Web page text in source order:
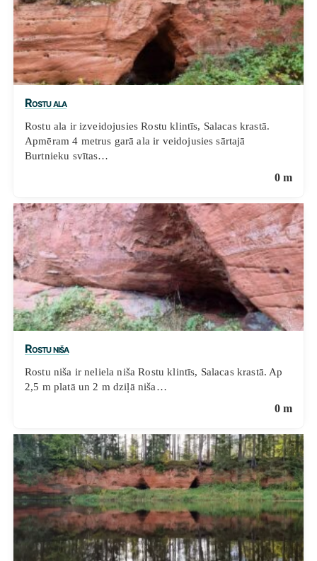
Rostu ala
Rostu ala ir izveidojusies Rostu klintīs, Salacas krastā.
Apmēram 4 metrus garā ala ir veidojusies sārtajā
Burtnieku svītas…
0 m
Rostu niša
Rostu niša ir neliela niša Rostu klintīs, Salacas krastā. Ap
2,5 m platā un 2 m dziļā niša…
0 m